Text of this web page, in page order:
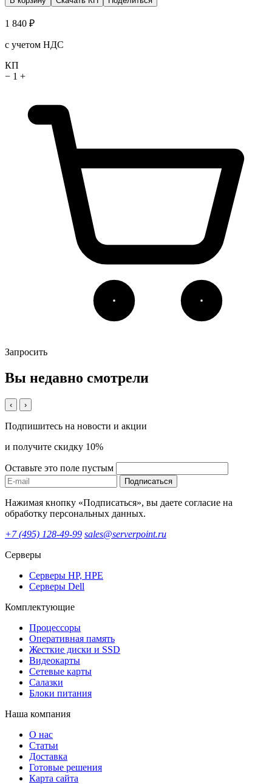
1 840 ₽
с учетом НДС
КП
− 1 +
Запросить
Вы недавно смотрели
‹ ›
Подпишитесь на новости и акции
и получите скидку 10%
Оставьте это поле пустым
Подписаться
Нажимая кнопку «Подписаться», вы даете согласие на
обработку персональных данных.
+7 (495) 128-49-99 sales@serverpoint.ru
Серверы
Серверы HP, HPE
Серверы Dell
Комплектующие
Процессоры
Оперативная память
Жесткие диски и SSD
Видеокарты
Сетевые карты
Салазки
Блоки питания
Наша компания
О нас
Статьи
Доставка
Готовые решения
Карта сайта